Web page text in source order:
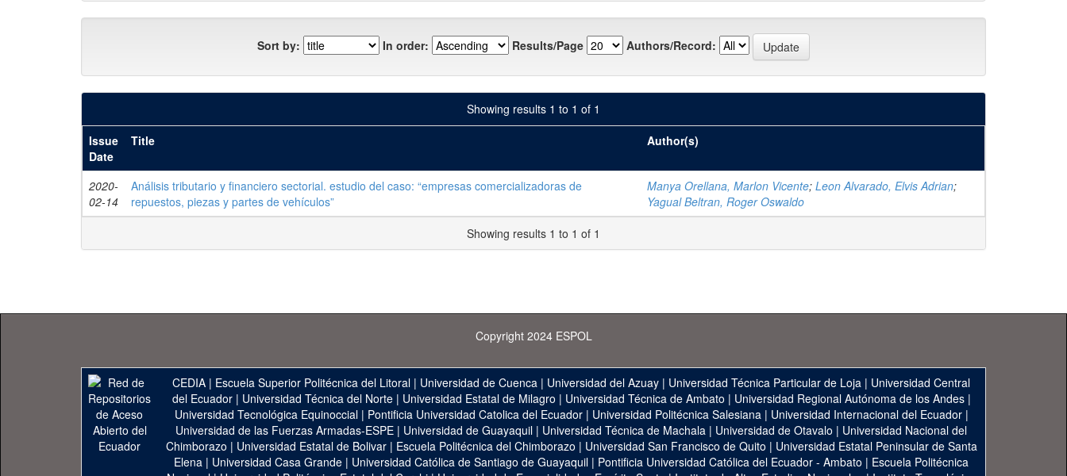
Sort by: In order: Results/Page Authors/Record:
Showing results 1 to 1 of 1
Issue
Date
Title Author(s)
2020-
02-14
Análisis tributario y financiero sectorial. estudio del caso: “empresas comercializadoras de
repuestos, piezas y partes de vehículos”
Manya Orellana, Marlon Vicente; Leon Alvarado, Elvis Adrian;
Yagual Beltran, Roger Oswaldo
Showing results 1 to 1 of 1
Copyright 2024 ESPOL
CEDIA | Escuela Superior Politécnica del Litoral | Universidad de Cuenca | Universidad del Azuay | Universidad Técnica Particular de Loja | Universidad Central
del Ecuador| Universidad Técnica del Norte| Universidad Estatal de Milagro | Universidad Técnica de Ambato | Universidad Regional Autónoma de los Andes|
Universidad Tecnológica Equinoccial| Pontificia Universidad Catolica del Ecuador| Universidad Politécnica Salesiana| Universidad Internacional del Ecuador|
Universidad de las Fuerzas Armadas-ESPE | Universidad de Guayaquil | Universidad Técnica de Machala | Universidad de Otavalo | Universidad Nacional del
Chimborazo | Universidad Estatal de Bolivar| Escuela Politécnica del Chimborazo | Universidad San Francisco de Quito | Universidad Estatal Peninsular de Santa
Elena | Universidad Casa Grande | Universidad Católica de Santiago de Guayaquil | Pontificia Universidad Católica del Ecuador - Ambato | Escuela Politécnica